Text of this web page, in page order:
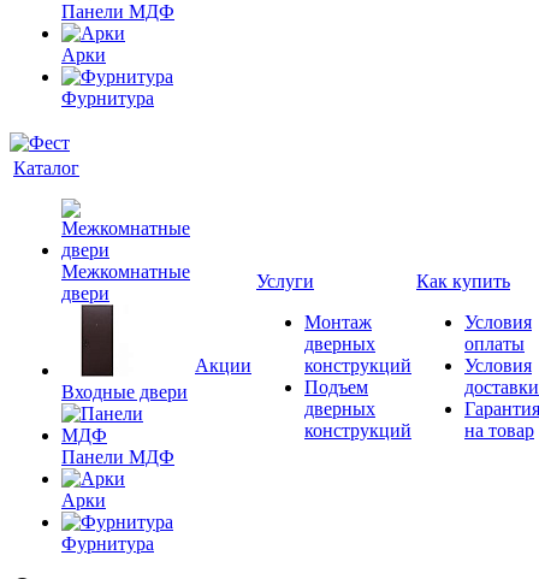
Панели МДФ
Арки
Фурнитура
Каталог
Межкомнатные
двери
Входные двери
Панели МДФ
Арки
Фурнитура
Акции
Услуги
Монтаж
дверных
конструкций
Подъем
дверных
конструкций
Как купить
Условия
оплаты
Условия
доставки
Гарантия
на товар